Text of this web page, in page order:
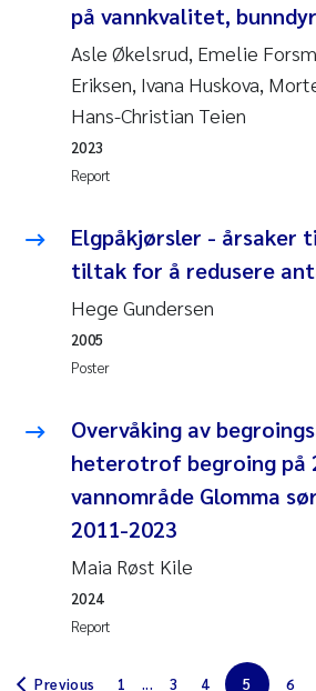
Susanne Jøntvedt Jørgensen
Synne Authén Andresen
Svetlana Pakhomova
Jonny Beyer
Knut Erik Tollefsen
Samantha Goncalves Prat
Jarle Håvardstun
James Edward Sample
på vannkvalitet,
Asle Økelsrud, Emelie
Eriksen, Ivana Huskova,
Hans-Christian Teien
Report
2023
Elgpåkjørsler - årsaker
tiltak for å redusere
Hege Gundersen
Poster
2005
Overvåking av
heterotrof begroing på
vannområde Glomma
2011-2023
Maia Røst Kile
Report
2024
Previous 1 ... 3 4 5 6